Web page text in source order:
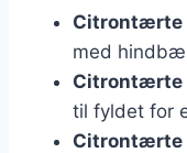
Citrontærte
med
Citrontærte
til fyldet for
Citrontærte